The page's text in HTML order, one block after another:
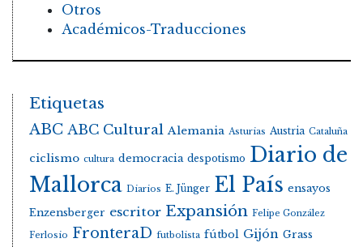
Otros
Académicos-Traducciones
Etiquetas
ABC ABC Cultural Alemania Asturias Austria Cataluña
ciclismo cultura democracia despotismo Diario de
Mallorca Diarios E. Jünger El País ensayos
Enzensberger escritor Expansión Felipe González
Ferlosio FronteraD futbolista fútbol Gijón Grass